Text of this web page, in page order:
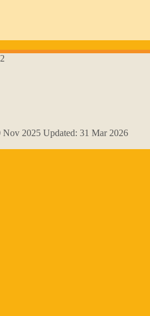
Nov 2025 Updated: 31 Mar 2026